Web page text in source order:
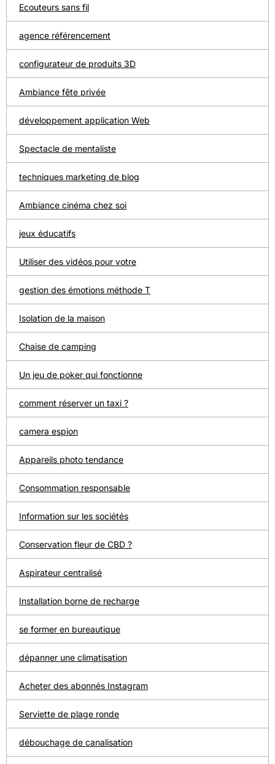
Ecouteurs sans fil
agence référencement
configurateur de produits 3D
Ambiance fête privée
développement application Web
Spectacle de mentaliste
techniques marketing de blog
Ambiance cinéma chez soi
jeux éducatifs
Utiliser des vidéos pour votre
gestion des émotions méthode T
Isolation de la maison
Chaise de camping
Un jeu de poker qui fonctionne
comment réserver un taxi ?
camera espion
Appareils photo tendance
Consommation responsable
Information sur les sociétés
Conservation fleur de CBD ?
Aspirateur centralisé
Installation borne de recharge
se former en bureautique
dépanner une climatisation
Acheter des abonnés Instagram
Serviette de plage ronde
débouchage de canalisation